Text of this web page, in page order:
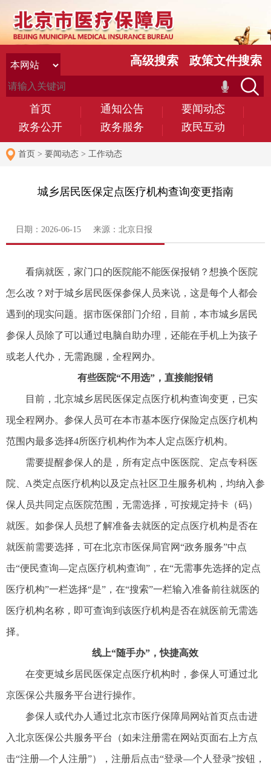
首页 通知公告
要闻动态
政务公开
政务服务 政民互动
高级搜索 政策文件搜索
首页 > 要闻动态 > 工作动态
城乡居民医保定点医疗机构查询变更指南
日期：2026-06-15 来源：北京日报
看病就医，家门口的医院能不能医保报销？想换个医院
怎么改？对于城乡居民医保参保人员来说，这是每个人都会
遇到的现实问题。据市医保部门介绍，目前，本市城乡居民
参保人员除了可以通过电脑自助办理，还能在手机上为孩子
或老人代办，无需跑腿，全程网办。
有些医院“不用选”，直接能报销
目前，北京城乡居民医保定点医疗机构查询变更，已实
现全程网办。参保人员可在本市基本医疗保险定点医疗机构
范围内最多选择4所医疗机构作为本人定点医疗机构。
需要提醒参保人的是，所有定点中医医院、定点专科医
院、A类定点医疗机构以及定点社区卫生服务机构，均纳入参
保人员共同定点医院范围，无需选择，可按规定持卡（码）
就医。如参保人员想了解准备去就医的定点医疗机构是否在
就医前需要选择，可在北京市医保局官网“政务服务”中点
击“便民查询—定点医疗机构查询”，在“无需事先选择的定点
医疗机构”一栏选择“是”，在“搜索”一栏输入准备前往就医的
医疗机构名称，即可查询到该医疗机构是否在就医前无需选
择。
线上“随手办”，快捷高效
在变更城乡居民医保定点医疗机构时，参保人可通过北
京医保公共服务平台进行操作。
参保人或代办人通过北京市医疗保障局网站首页点击进
入北京医保公共服务平台（如未注册需在网站页面右上方点
击“注册—个人注册”），注册后点击“登录—个人登录”按钮，